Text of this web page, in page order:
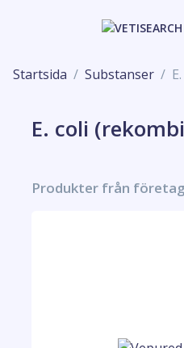
Startsida Substanser
E. coli
Produkter från